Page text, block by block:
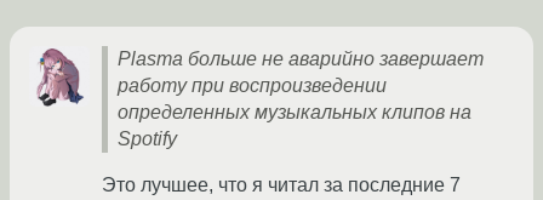
Plasma больше не аварийно завершает
работу при воспроизведении
определенных музыкальных клипов на
Spotify
Это лучшее, что я читал за последние 7